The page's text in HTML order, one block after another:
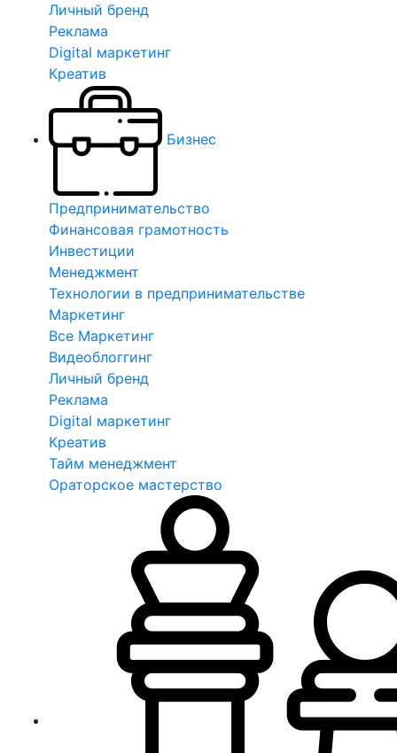
Личный бренд
Реклама
Digital маркетинг
Креатив
Бизнес
Предпринимательство
Финансовая грамотность
Инвестиции
Менеджмент
Технологии в предпринимательстве
Маркетинг
Все Маркетинг
Видеоблоггинг
Личный бренд
Реклама
Digital маркетинг
Креатив
Тайм менеджмент
Ораторское мастерство